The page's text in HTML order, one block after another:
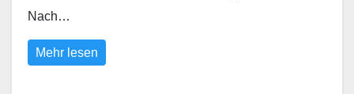
Nach…
Mehr lesen